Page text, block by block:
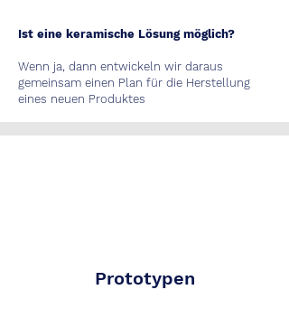
Ist eine keramische Lösung möglich?
Wenn ja, dann entwickeln wir daraus
gemeinsam einen Plan für die Herstellung
eines neuen Produktes
Prototypen